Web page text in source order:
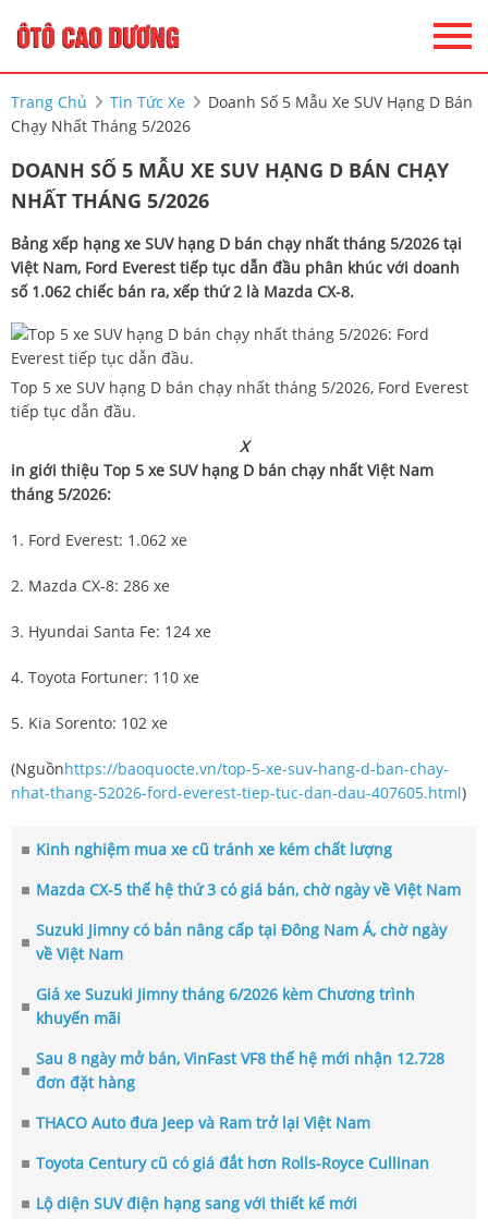
Trang Chủ Tin Tức Xe
Doanh Số 5 Mẫu Xe SUV Hạng D Bán
Chạy Nhất Tháng 5/2026
DOANH SỐ 5 MẪU XE SUV HẠNG D BÁN CHẠY
NHẤT THÁNG 5/2026
Bảng xếp hạng xe SUV hạng D bán chạy nhất tháng 5/2026 tại
Việt Nam, Ford Everest tiếp tục dẫn đầu phân khúc với doanh
số 1.062 chiếc bán ra, xếp thứ 2 là Mazda CX-8.
Top 5 xe SUV hạng D bán chạy nhất tháng 5/2026, Ford Everest
tiếp tục dẫn đầu.
X
in giới thiệu Top 5 xe SUV hạng D bán chạy nhất Việt Nam
tháng 5/2026:
1. Ford Everest: 1.062 xe
2. Mazda CX-8: 286 xe
3. Hyundai Santa Fe: 124 xe
4. Toyota Fortuner: 110 xe
5. Kia Sorento: 102 xe
(Nguồnhttps://baoquocte.vn/top-5-xe-suv-hang-d-ban-chay-
nhat-thang-52026-ford-everest-tiep-tuc-dan-dau-407605.html)
Kinh nghiệm mua xe cũ tránh xe kém chất lượng
Mazda CX-5 thế hệ thứ 3 có giá bán, chờ ngày về Việt Nam
Suzuki Jimny có bản nâng cấp tại Đông Nam Á, chờ ngày
về Việt Nam
Giá xe Suzuki Jimny tháng 6/2026 kèm Chương trình
khuyến mãi
Sau 8 ngày mở bán, VinFast VF8 thế hệ mới nhận 12.728
đơn đặt hàng
THACO Auto đưa Jeep và Ram trở lại Việt Nam
Toyota Century cũ có giá đắt hơn Rolls-Royce Cullinan
Lộ diện SUV điện hạng sang với thiết kế mới